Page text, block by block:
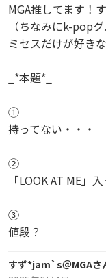
MGA推してます！
（ちなみにk-pop
ミセスだけが好き
_*本題*_
①
持ってない・・・
②
「LOOK AT ME」
③
値段？
すず*jam`s＠MGAさ